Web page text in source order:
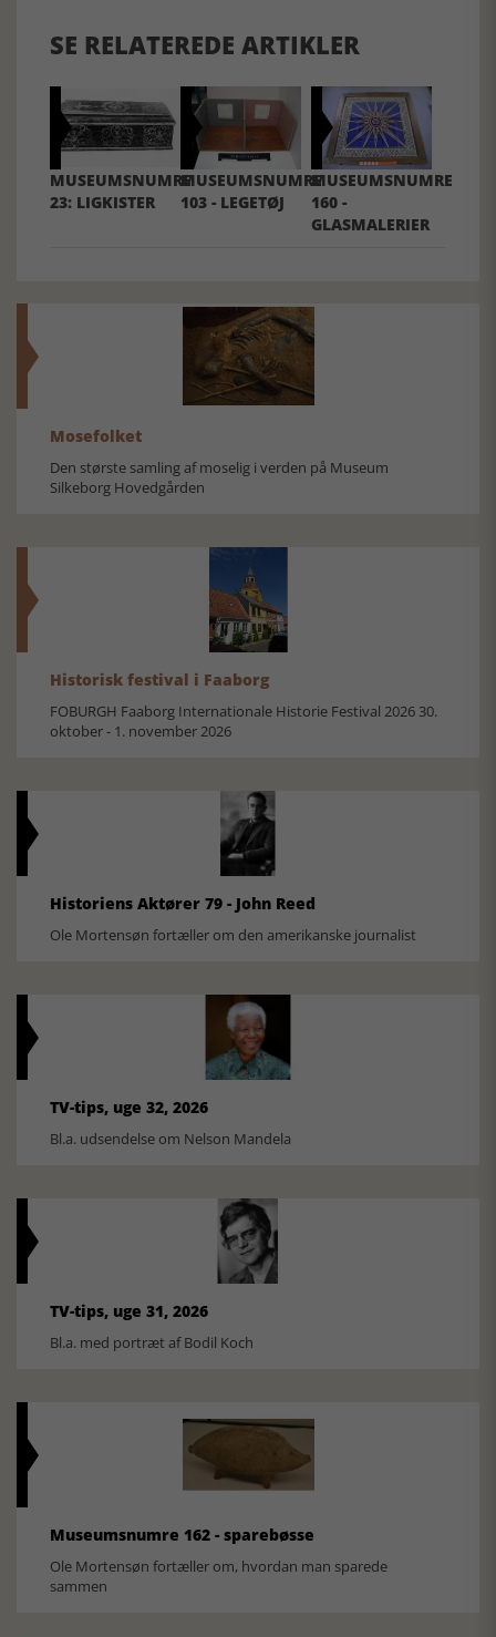
SE RELATEREDE ARTIKLER
MUSEUMSNUMRE
23: LIGKISTER
MUSEUMSNUMRE
103 - LEGETØJ
MUSEUMSNUMRE
160 -
GLASMALERIER
Mosefolket
Den største samling af moselig i verden på Museum
Silkeborg Hovedgården
Historisk festival i Faaborg
FOBURGH Faaborg Internationale Historie Festival 2026 30.
oktober - 1. november 2026
Historiens Aktører 79 - John Reed
Ole Mortensøn fortæller om den amerikanske journalist
TV-tips, uge 32, 2026
Bl.a. udsendelse om Nelson Mandela
TV-tips, uge 31, 2026
Bl.a. med portræt af Bodil Koch
Museumsnumre 162 - sparebøsse
Ole Mortensøn fortæller om, hvordan man sparede
sammen